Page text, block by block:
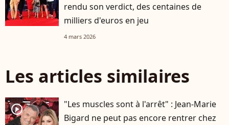
rendu son verdict, des centaines de
milliers d'euros en jeu
4 mars 2026
Les articles similaires
player2
"Les muscles sont à l'arrêt" : Jean-Marie
Bigard ne peut pas encore rentrer chez